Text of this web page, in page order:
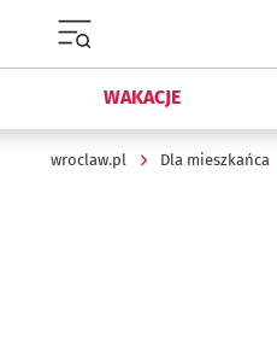
WAKACJE
wroclaw.pl Dla mieszkańca